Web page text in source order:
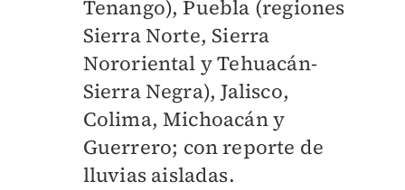
Tenango), Puebla (regiones
Sierra Norte, Sierra
Nororiental y Tehuacán-
Sierra Negra), Jalisco,
Colima, Michoacán y
Guerrero; con reporte de
lluvias aisladas.